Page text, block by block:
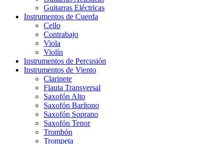
Guitarras Eléctricas
Instrumentos de Cuerda
Cello
Contrabajo
Viola
Violín
Instrumentos de Percusión
Instrumentos de Viento
Clarinete
Flauta Transversal
Saxofón Alto
Saxofón Barítono
Saxofón Soprano
Saxofón Tenor
Trombón
Trompeta